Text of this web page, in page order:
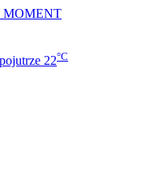
MOMENT
pojutrze 22°C